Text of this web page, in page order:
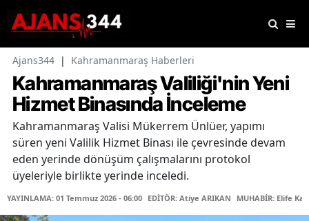
Ajans344 | Kahramanmaraş Haberleri
Kahramanmaraş Valiliği'nin Yeni
Hizmet Binasında İnceleme
Kahramanmaraş Valisi Mükerrem Ünlüer, yapımı
süren yeni Valilik Hizmet Binası ile çevresinde devam
eden yerinde dönüşüm çalışmalarını protokol
üyeleriyle birlikte yerinde inceledi.
YAYINLAMA: 01 Temmuz 2026 - 06:00 EDİTÖR: Atiye ARIKAN MUHABİR: Elife